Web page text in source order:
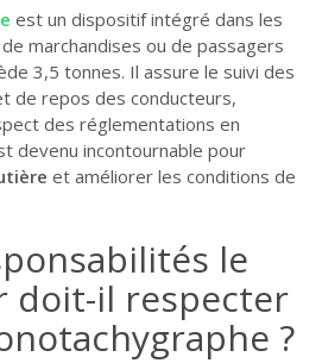
est un dispositif intégré dans les
marchandises ou de passagers
3,5 tonnes. Il assure le suivi des
de repos des conducteurs,
des réglementations en
devenu incontournable pour
et améliorer les conditions de
le
doit-il respecter
?